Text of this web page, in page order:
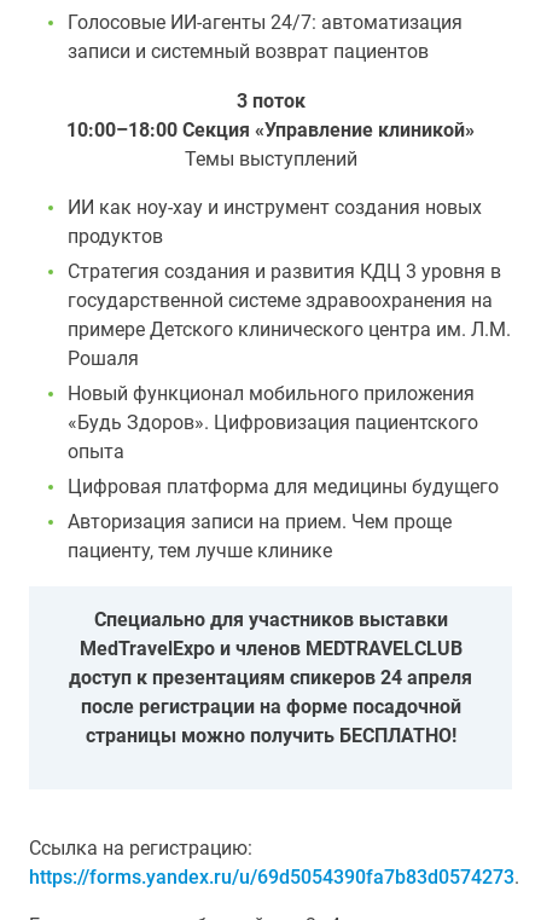
Голосовые ИИ-агенты 24/7: автоматизация
записи и системный возврат пациентов
3 поток
10:00–18:00 Секция «Управление клиникой»
Темы выступлений
ИИ как ноу-хау и инструмент создания новых
продуктов
Стратегия создания и развития КДЦ 3 уровня в
государственной системе здравоохранения на
примере Детского клинического центра им. Л.М.
Рошаля
Новый функционал мобильного приложения
«Будь Здоров». Цифровизация пациентского
опыта
Цифровая платформа для медицины будущего
Авторизация записи на прием. Чем проще
пациенту, тем лучше клинике
Специально для участников выставки
MedTravelExpo и членов MEDTRAVELCLUB
доступ к презентациям спикеров 24 апреля
после регистрации на форме посадочной
страницы можно получить БЕСПЛАТНО!
Ссылка на регистрацию:
https://forms.yandex.ru/u/69d5054390fa7b83d0574273.